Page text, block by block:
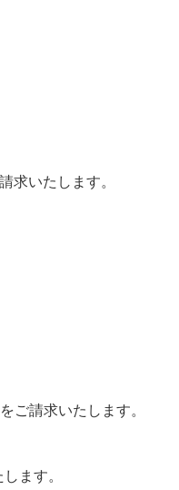
求いたします。
ご請求いたします。
ます。